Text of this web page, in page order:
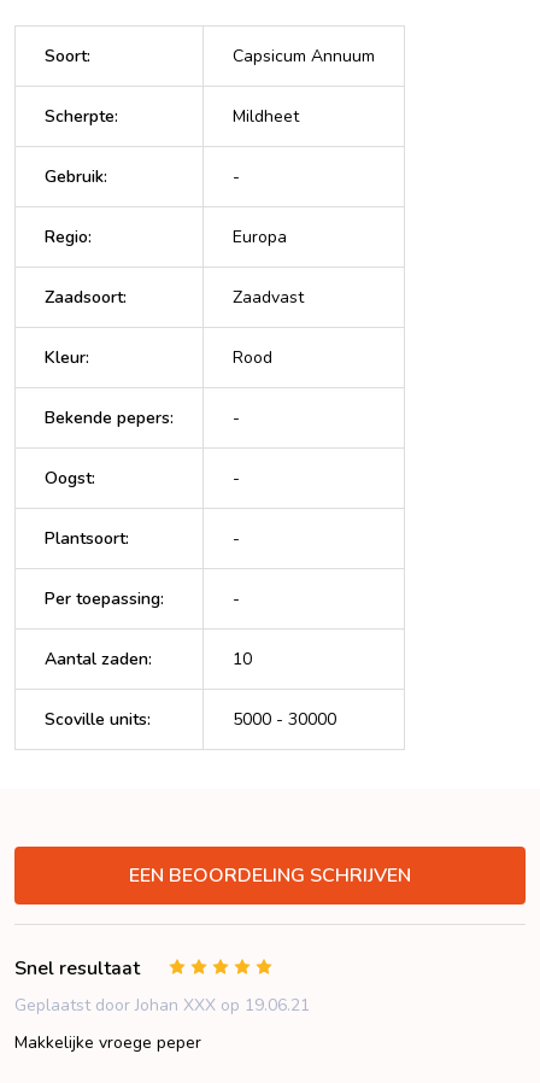
Soort: Capsicum Annuum
Scherpte: Mildheet
Gebruik: -
Regio: Europa
Zaadsoort: Zaadvast
Kleur: Rood
Bekende pepers: -
Oogst: -
Plantsoort: -
Per toepassing: -
Aantal zaden: 10
Scoville units: 5000 - 30000
EEN BEOORDELING SCHRIJVEN
Snel resultaat
Geplaatst door Johan XXX op 19.06.21
Makkelijke vroege peper